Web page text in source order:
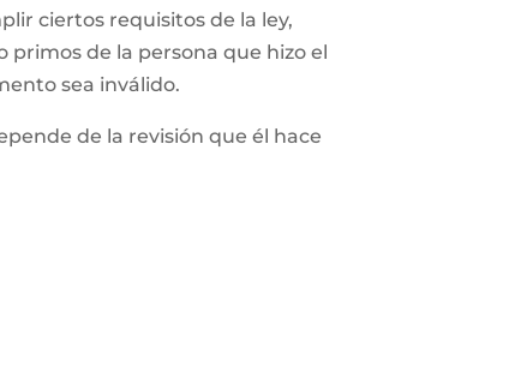
ciertos requisitos de la ley,
primos de la persona que hizo el
sea inválido.
de la revisión que él hace